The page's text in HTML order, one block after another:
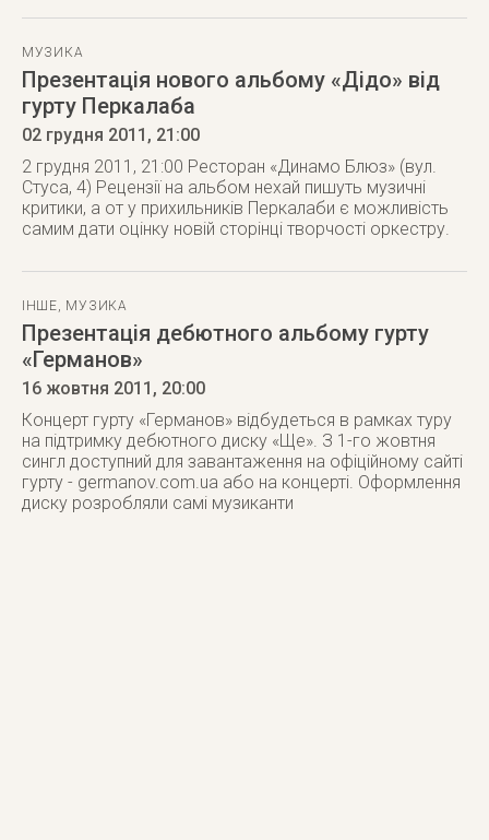
МУЗИКА
Презентація нового альбому «Дідо» від
гурту Перкалаба
02 грудня 2011 , 21:00
2 грудня 2011, 21:00 Ресторан «Динамо Блюз» (вул.
Стуса, 4) Рецензії на альбом нехай пишуть музичні
критики, а от у прихильників Перкалаби є можливість
самим дати оцінку новій сторінці творчості оркестру.
ІНШЕ, МУЗИКА
Презентація дебютного альбому гурту
«Германов»
16 жовтня 2011 , 20:00
Концерт гурту «Германов» відбудеться в рамках туру
на підтримку дебютного диску «Ще». З 1-го жовтня
сингл доступний для завантаження на офіційному сайті
гурту - germanov.com.ua або на концерті. Оформлення
диску розробляли самі музиканти